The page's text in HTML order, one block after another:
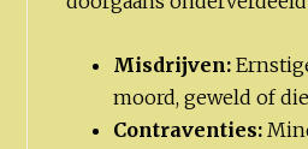
Misdrijven:
moord, geweld of
Contraventies: